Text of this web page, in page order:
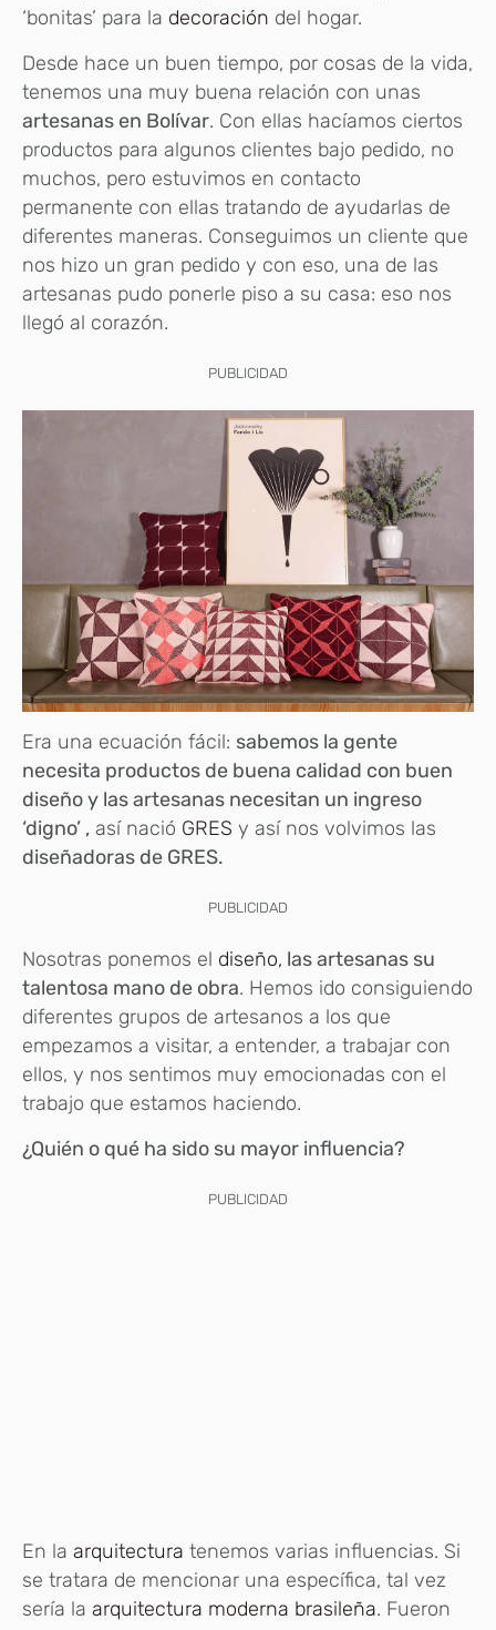
‘bonitas’ para la decoración del hogar.
Desde hace un buen tiempo, por cosas de la vida,
tenemos una muy buena relación con unas
artesanas en Bolívar. Con ellas hacíamos ciertos
productos para algunos clientes bajo pedido, no
muchos, pero estuvimos en contacto
permanente con ellas tratando de ayudarlas de
diferentes maneras. Conseguimos un cliente que
nos hizo un gran pedido y con eso, una de las
artesanas pudo ponerle piso a su casa: eso nos
llegó al corazón.
PUBLICIDAD
Era una ecuación fácil: sabemos la gente
necesita productos de buena calidad con buen
diseño y las artesanas necesitan un ingreso
‘digno’ , así nació GRES y así nos volvimos las
diseñadoras de GRES.
PUBLICIDAD
Nosotras ponemos el diseño, las artesanas su
talentosa mano de obra. Hemos ido consiguiendo
diferentes grupos de artesanos a los que
empezamos a visitar, a entender, a trabajar con
ellos, y nos sentimos muy emocionadas con el
trabajo que estamos haciendo.
¿Quién o qué ha sido su mayor influencia?
PUBLICIDAD
En la arquitectura tenemos varias influencias. Si
se tratara de mencionar una específica, tal vez
sería la arquitectura moderna brasileña. Fueron